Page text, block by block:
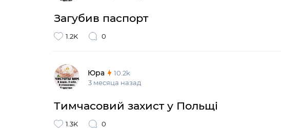
Загубив паспорт
1.2K 0
Юра
10.2k
3 месяца назад
Тимчасовий захист у Польщі
1.3K 0